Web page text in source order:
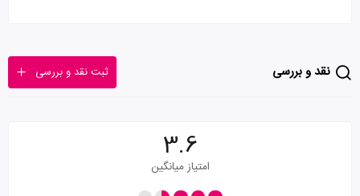
نقد و بررسی ثبت نقد و بررسی
3.6
امتیاز میانگین